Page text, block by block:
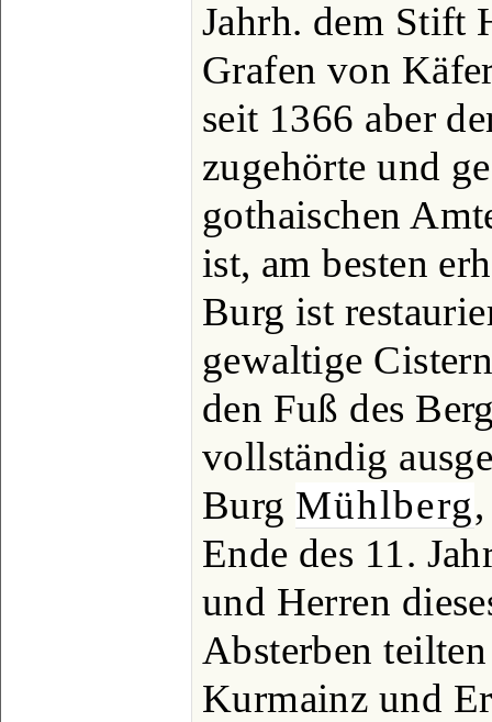
Jahrh. dem Stift
Grafen von
seit 1366 aber
zugehörte und
gothaischen
ist, am besten
Burg ist
gewaltige
den Fuß des
vollständig
Burg Mühlberg
Ende des 11.
und Herren
Absterben
Kurmainz und